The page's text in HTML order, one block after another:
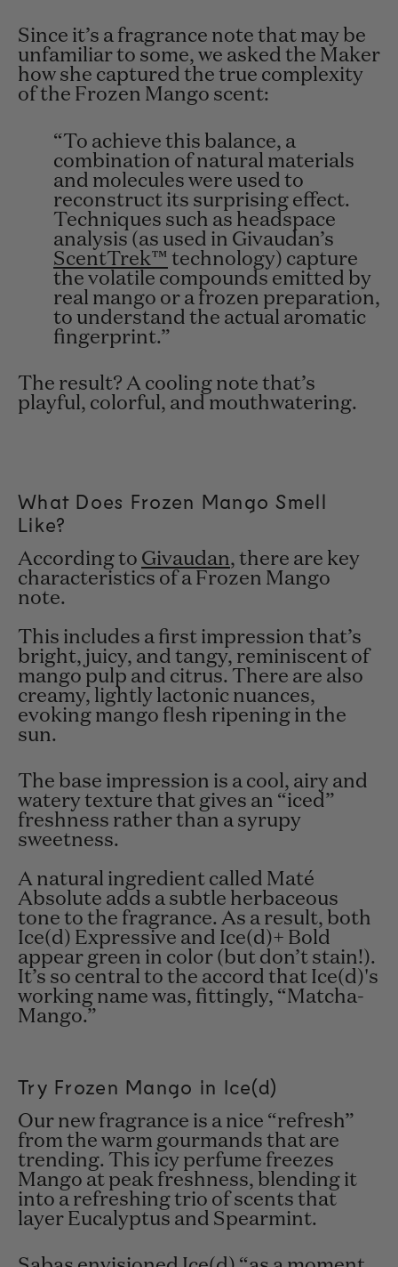
Since it’s a fragrance note that may be
unfamiliar to some, we asked the Maker
how she captured the true complexity
of the Frozen Mango scent:
“To achieve this balance, a
combination of natural materials
and molecules were used to
reconstruct its surprising effect.
Techniques such as headspace
analysis (as used in Givaudan’s
ScentTrek™ technology) capture
the volatile compounds emitted by
real mango or a frozen preparation,
to understand the actual aromatic
fingerprint.”
The result? A cooling note that’s
playful, colorful, and mouthwatering.
What Does Frozen Mango Smell
Like?
According to Givaudan, there are key
characteristics of a Frozen Mango
note.
This includes a first impression that’s
bright, juicy, and tangy, reminiscent of
mango pulp and citrus. There are also
creamy, lightly lactonic nuances,
evoking mango flesh ripening in the
sun.
The base impression is a cool, airy and
watery texture that gives an “iced”
freshness rather than a syrupy
sweetness.
A natural ingredient called Maté
Absolute adds a subtle herbaceous
tone to the fragrance. As a result, both
Ice(d) Expressive and Ice(d)+ Bold
appear green in color (but don’t stain!).
It’s so central to the accord that Ice(d)'s
working name was, fittingly, “Matcha-
Mango.”
Try Frozen Mango in Ice(d)
Our new fragrance is a nice “refresh”
from the warm gourmands that are
trending. This icy perfume freezes
Mango at peak freshness, blending it
into a refreshing trio of scents that
layer Eucalyptus and Spearmint.